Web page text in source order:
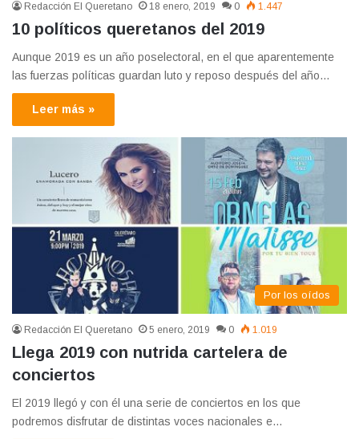
Redacción El Queretano 18 enero, 2019 0 1.447
10 políticos queretanos del 2019
Aunque 2019 es un año poselectoral, en el que aparentemente
las fuerzas políticas guardan luto y reposo después del año…
Leer más »
Por los oídos
Redacción El Queretano 5 enero, 2019 0 1.019
Llega 2019 con nutrida cartelera de
conciertos
El 2019 llegó y con él una serie de conciertos en los que
podremos disfrutar de distintas voces nacionales e…